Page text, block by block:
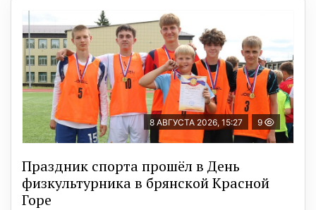
8 АВГУСТА 2026, 15:27 9
Праздник спорта прошёл в День
физкультурника в брянской Красной
Горе